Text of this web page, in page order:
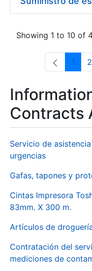
Showing 1 to 10 of
Page
1 2
Contracts
Servicio de
urgencias
Gafas, tapones y
Cintas Impresora
83mm. X 300 m.
Artículos de
Contratación del
mediciones de